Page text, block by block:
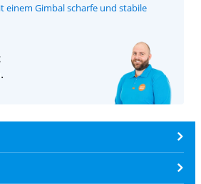
einem Gimbal scharfe und stabile